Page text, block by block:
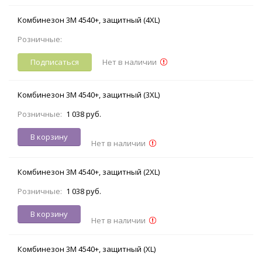
Комбинезон 3M 4540+, защитный (4XL)
Розничные:
Подписаться Нет в наличии
Комбинезон 3M 4540+, защитный (3XL)
Розничные: 1 038 руб.
В корзину
Нет в наличии
Комбинезон 3M 4540+, защитный (2XL)
Розничные: 1 038 руб.
В корзину
Нет в наличии
Комбинезон 3M 4540+, защитный (XL)